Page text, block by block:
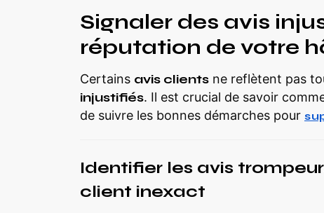
Signaler des avis
réputation de votre
Certains avis clients ne reflètent pas
injustifiés. Il est crucial de savoir
de suivre les bonnes démarches pour
Identifier les avis
client inexact